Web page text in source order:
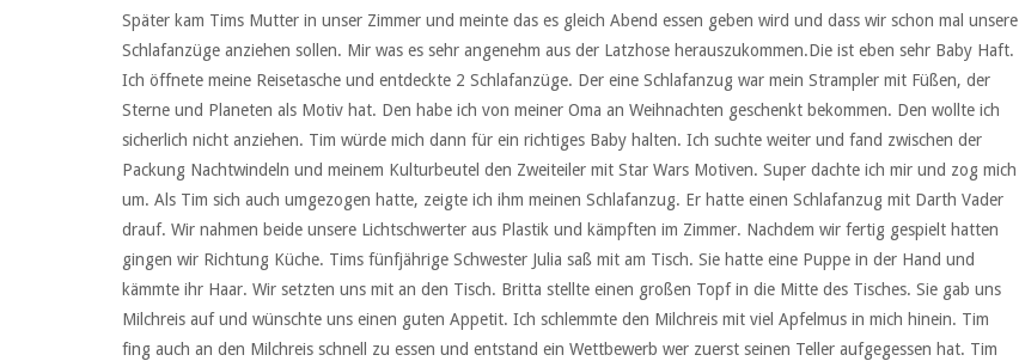
Später kam Tims Mutter in unser Zimmer und meinte das es gleich Abend essen geben wird und dass wir schon mal unsere
Schlafanzüge anziehen sollen. Mir was es sehr angenehm aus der Latzhose herauszukommen.Die ist eben sehr Baby Haft.
Ich öffnete meine Reisetasche und entdeckte 2 Schlafanzüge. Der eine Schlafanzug war mein Strampler mit Füßen, der
Sterne und Planeten als Motiv hat. Den habe ich von meiner Oma an Weihnachten geschenkt bekommen. Den wollte ich
sicherlich nicht anziehen. Tim würde mich dann für ein richtiges Baby halten. Ich suchte weiter und fand zwischen der
Packung Nachtwindeln und meinem Kulturbeutel den Zweiteiler mit Star Wars Motiven. Super dachte ich mir und zog mich
um. Als Tim sich auch umgezogen hatte, zeigte ich ihm meinen Schlafanzug. Er hatte einen Schlafanzug mit Darth Vader
drauf. Wir nahmen beide unsere Lichtschwerter aus Plastik und kämpften im Zimmer. Nachdem wir fertig gespielt hatten
gingen wir Richtung Küche. Tims fünfjährige Schwester Julia saß mit am Tisch. Sie hatte eine Puppe in der Hand und
kämmte ihr Haar. Wir setzten uns mit an den Tisch. Britta stellte einen großen Topf in die Mitte des Tisches. Sie gab uns
Milchreis auf und wünschte uns einen guten Appetit. Ich schlemmte den Milchreis mit viel Apfelmus in mich hinein. Tim
fing auch an den Milchreis schnell zu essen und entstand ein Wettbewerb wer zuerst seinen Teller aufgegessen hat. Tim